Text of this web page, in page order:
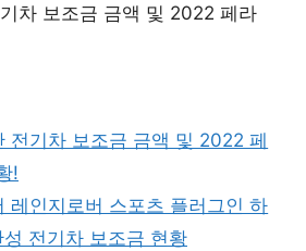
차 보조금 금액 및 2022 페라
전기차 보조금 금액 및 2022 페
!
레인지로버 스포츠 플러그인 하
전기차 보조금 현황